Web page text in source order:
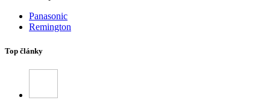
Panasonic
Remington
Top články